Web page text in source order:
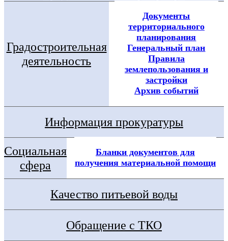
Градостроительная
деятельность
Документы
территориального
планирования
Генеральный план
Правила
землепользования и
застройки
Архив событий
Информация прокуратуры
Социальная
сфера
Бланки документов для
получения материальной помощи
Качество питьевой воды
Обращение с ТКО